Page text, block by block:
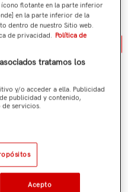
flotante en la parte inferior
en la parte inferior de la
dentro de nuestro Sitio web.
de privacidad. Política de
tratamos los
y/o acceder a ella. Publicidad
publicidad y contenido,
de servicios.
Acepto